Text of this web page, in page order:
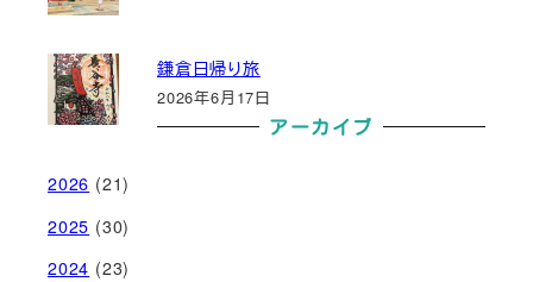
鎌倉日帰り旅
2026年6月17日
アーカイブ
2026 (21)
2025 (30)
2024 (23)